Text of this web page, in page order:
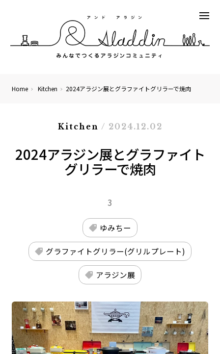
Home Kitchen 2024アラジン展とグラファイトグリラーで焼肉
Kitchen / 2024.12.02
2024アラジン展とグラファイト
グリラーで焼肉
3
ゆみちー
グラファイトグリラー(グリルプレート)
アラジン展